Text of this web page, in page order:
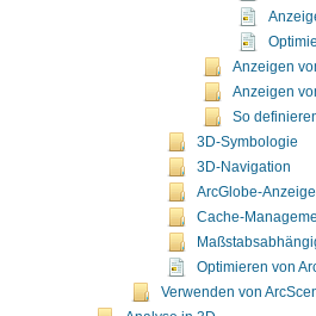
Anzeigen
Anzeigen
So
3D-Symbologie
3D-Navigation
ArcGlobe-
Cache-
Optimieren von
Verwenden von